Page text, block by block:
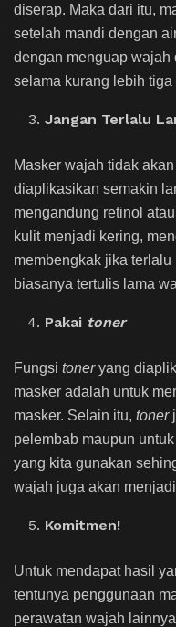
diserap. Maka dari itu,
setelah mandi dengan
dengan menguap wajah
selama kurang lebih
Jangan Terlalu
Masker wajah tidak
diaplikasikan semakin
mengandung retinol
kulit menjadi kering,
membengkak jika
biasanya tertulis lama
Pakai toner
Fungsi toneryang
masker adalah untuk
masker. Selain itu, toner
pelembab maupun
yang kita gunakan
wajah juga akan
Komitmen!
Untuk mendapat hasil
tentunya penggunaan
perawatan wajah